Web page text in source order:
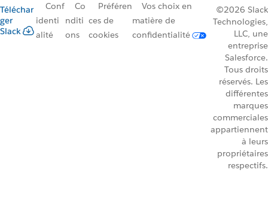
Téléchar
ger
Slack
Conf
identi
alité
Co
nditi
ons
Préféren
ces de
cookies
Vos choix en
matière de
confidentialité
©2026 Slack
Technologies,
LLC, une
entreprise
Salesforce.
Tous droits
réservés. Les
différentes
marques
commerciales
appartiennent
à leurs
propriétaires
respectifs.